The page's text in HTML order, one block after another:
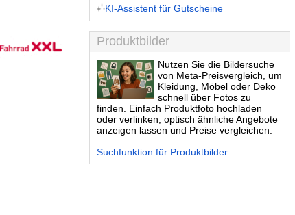
KI-Assistent für Gutscheine
Produktbilder
Nutzen Sie die Bildersuche
von Meta-Preisvergleich, um
Kleidung, Möbel oder Deko
schnell über Fotos zu
finden. Einfach Produktfoto hochladen
oder verlinken, optisch ähnliche Angebote
anzeigen lassen und Preise vergleichen:
Suchfunktion für Produktbilder